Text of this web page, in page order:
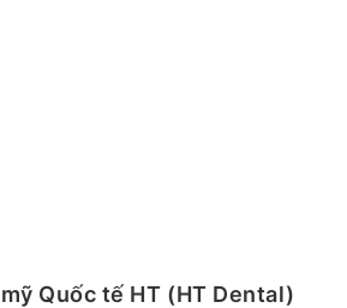
Quốc tế HT (HT Dental)